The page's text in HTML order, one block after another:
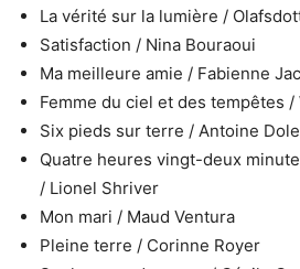
La vérité sur la lumière /
Satisfaction / Nina Bouraoui
Ma meilleure amie / Fabienne
Femme du ciel et des tempêtes /
Six pieds sur terre / Antoine Dole
Quatre heures vingt-deux
/ Lionel Shriver
Mon mari / Maud Ventura
Pleine terre / Corinne Royer